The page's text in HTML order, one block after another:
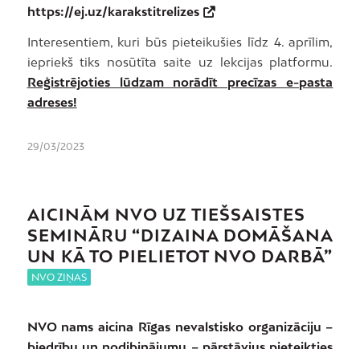
https://ej.uz/karakstitrelizes
Interesentiem, kuri būs pieteikušies līdz 4. aprīlim,
iepriekš tiks nosūtīta saite uz lekcijas platformu.
Reģistrējoties lūdzam norādīt precīzas e-pasta
adreses!
29/03/2023
AICINĀM NVO UZ TIEŠSAISTES
SEMINĀRU “DIZAINA DOMĀŠANA
UN KĀ TO PIELIETOT NVO DARBĀ”
NVO ZIŅAS
NVO nams aicina Rīgas nevalstisko organizāciju –